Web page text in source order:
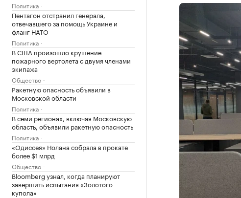
Политика
Пентагон отстранил генерала,
отвечавшего за помощь Украине и
фланг НАТО
Политика
В США произошло крушение
пожарного вертолета с двумя членами
экипажа
Общество
Ракетную опасность объявили в
Московской области
Политика
В семи регионах, включая Московскую
область, объявили ракетную опасность
Политика
«Одиссея» Нолана собрала в прокате
более $1 млрд
Общество
Bloomberg узнал, когда планируют
завершить испытания «Золотого
купола»